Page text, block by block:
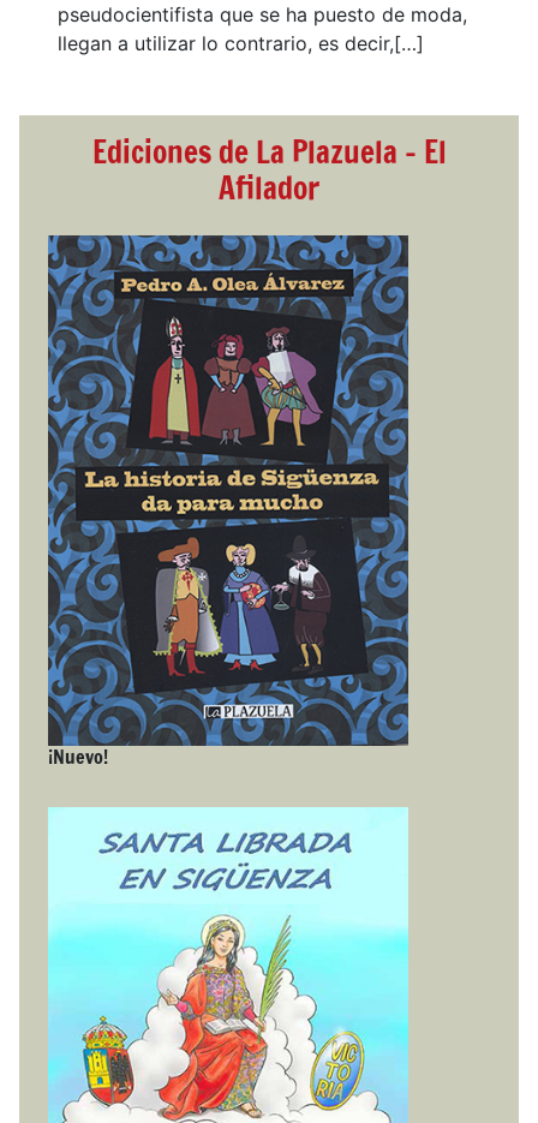
pseudocientifista que se ha puesto de moda,
llegan a utilizar lo contrario, es decir,[…]
Ediciones de La Plazuela - El
Afilador
¡Nuevo!